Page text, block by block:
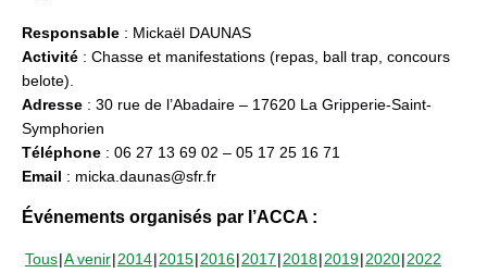
Responsable : Mickaël DAUNAS
Activité : Chasse et manifestations (repas, ball trap, concours
belote).
Adresse : 30 rue de l’Abadaire – 17620 La Gripperie-Saint-
Symphorien
Téléphone : 06 27 13 69 02 – 05 17 25 16 71
Email : micka.daunas@sfr.fr
Événements organisés par l’ACCA :
Tous A venir 2014 2015 2016 2017 2018 2019 2020 2022